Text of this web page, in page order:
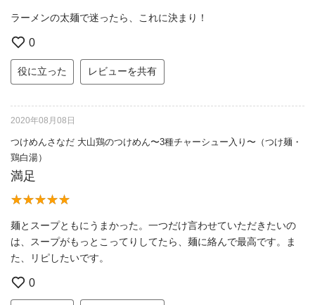
ラーメンの太麺で迷ったら、これに決まり！
0
役に立った レビューを共有
2020年08月08日
つけめんさなだ 大山鶏のつけめん〜3種チャーシュー入り〜（つけ麺・
鶏白湯）
満足
麺とスープともにうまかった。一つだけ言わせていただきたいの
は、スープがもっとこってりしてたら、麺に絡んで最高です。ま
た、リピしたいです。
0